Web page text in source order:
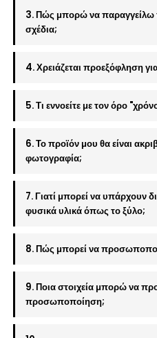
3. Πώς μπορώ να παραγγείλω
σχέδια;
4. Χρειάζεται προεξόφληση
5. Τι εννοείτε με τον όρο
6. Το προϊόν μου θα είναι
φωτογραφία;
7. Γιατί μπορεί να υπάρχουν
φυσικά υλικά όπως το ξύλο;
8. Πώς μπορεί να
9. Ποια στοιχεία μπορώ να
προσωποποίηση;